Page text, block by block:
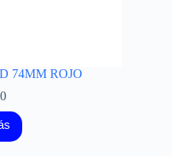
74MM ROJO